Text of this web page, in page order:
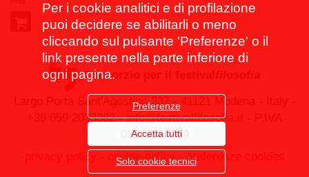
Consorzio per il festival
Largo Porta Sant'Agostino 337 - 41121 Modena - Italy -
+39 059 2033382 -info@festivalfilosofia.it
03267560369
cookie policy-preferenze cookies
Per i cookie analitici e di profilazione
puoi decidere se abilitarli o meno
cliccando sul pulsante 'Preferenze' o il
link presente nella parte inferiore di
ogni pagina.
Preferenze
Accetta tutti
Solo cookie tecnici